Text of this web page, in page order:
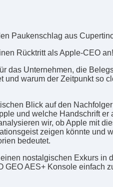
Paukenschlag aus
Rücktritt als Apple-CEO an!
das Unternehmen, die
und warum der Zeitpunkt so
Blick auf den
und welche Handschrift er
wir, ob Apple mit
zeigen könnte und
bedeutet.
nostalgischen Exkurs in
GEO AES+ Konsole einfach